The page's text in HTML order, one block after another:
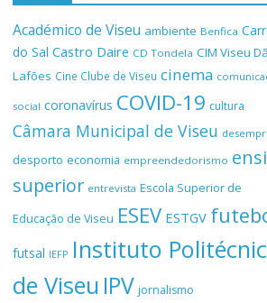
Académico de Viseu ambiente Benfica
do Sal Castro Daire CD Tondela CIM Viseu
Lafões Cine Clube de Viseu cinema
social coronavírus COVID-19 cultura
Câmara Municipal de Viseu
desporto economia empreendedorismo
superior entrevista Escola Superior de
Educação de Viseu ESEV ESTGV
futsal IEFP Instituto
de Viseu IPV jornalismo